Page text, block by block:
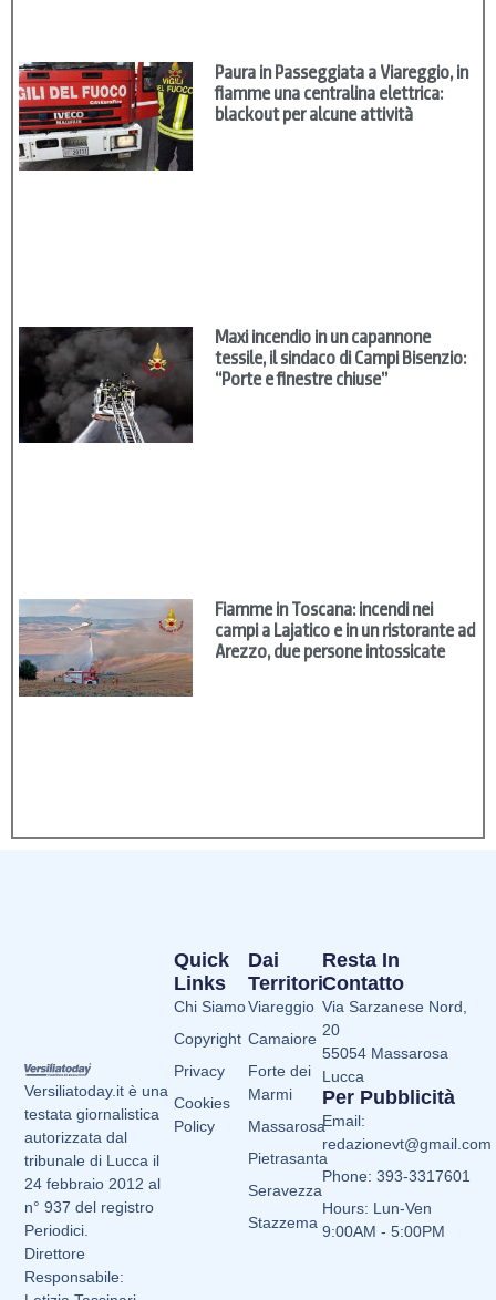
Paura in Passeggiata a Viareggio, in
fiamme una centralina elettrica:
blackout per alcune attività
Maxi incendio in un capannone
tessile, il sindaco di Campi Bisenzio:
“Porte e finestre chiuse”
Fiamme in Toscana: incendi nei
campi a Lajatico e in un ristorante ad
Arezzo, due persone intossicate
Versiliatoday.it è una
testata giornalistica
autorizzata dal
tribunale di Lucca il
24 febbraio 2012 al
n° 937 del registro
Periodici.
Direttore
Responsabile:
Dai
Territori
Viareggio
Camaiore
Forte dei
Marmi
Massarosa
Pietrasanta
Seravezza
Stazzema
Quick
Links
Chi Siamo
Copyright
Privacy
Cookies
Policy
Resta In
Contatto
Via Sarzanese Nord,
20
55054 Massarosa
Lucca
Per Pubblicità
Email:
redazionevt@gmail.com
Phone: 393-3317601
Hours: Lun-Ven
9:00AM - 5:00PM